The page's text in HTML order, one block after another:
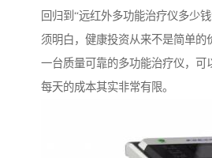
回归到“远红外多功能治疗仪多少
须明白，健康投资从来不是简单的
一台质量可靠的多功能治疗仪，可
每天的成本其实非常有限。